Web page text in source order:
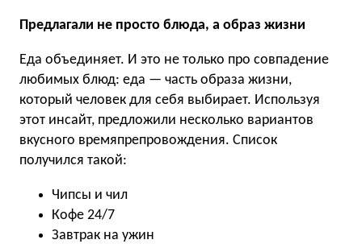
Предлагали не просто блюда, а образ жизни
Еда объединяет. И это не только про совпадение
любимых блюд: еда — часть образа жизни,
который человек для себя выбирает. Используя
этот инсайт, предложили несколько вариантов
вкусного времяпрепровождения. Список
получился такой:
Чипсы и чил
Кофе 24/7
Завтрак на ужин